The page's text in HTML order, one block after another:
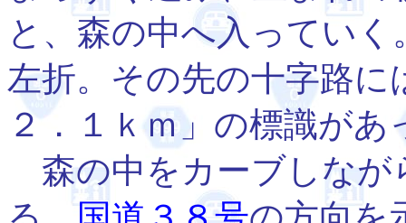
と、森の中へ入ってい
左折。その先の十字路
２．１ｋｍ」の標識があ
森の中をカーブしなが